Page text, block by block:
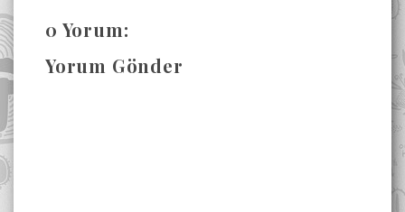
0 Yorum:
Yorum Gönder